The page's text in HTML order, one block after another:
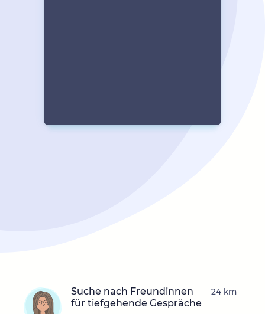
Suche nach Freundinnen
für tiefgehende Gespräche
24 km